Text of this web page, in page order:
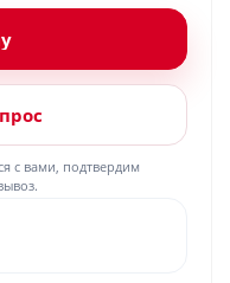
с вами, подтвердим